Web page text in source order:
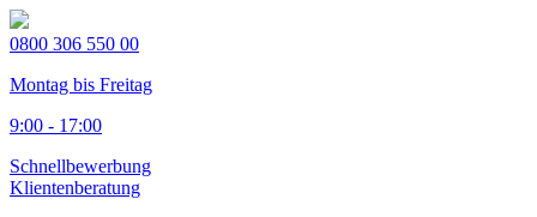
0800 306 550 00
Montag bis Freitag
9:00 - 17:00
Schnellbewerbung
Klientenberatung